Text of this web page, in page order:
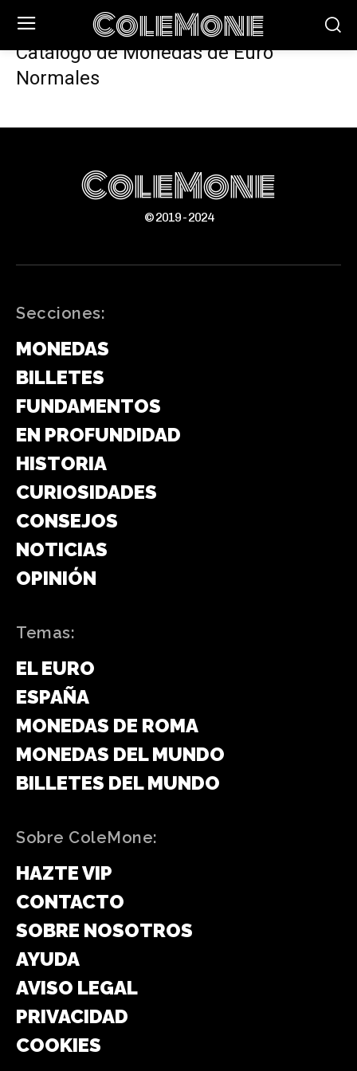
ColeMone
Inicio Catálogo Catálogo del Euro
Catálogo de Monedas de
Euro Normales
Catálogo de Monedas de Euro
Normales
ColeMone
© 2019 - 2024
Secciones:
MONEDAS
BILLETES
FUNDAMENTOS
EN PROFUNDIDAD
HISTORIA
CURIOSIDADES
CONSEJOS
NOTICIAS
OPINIÓN
Temas:
EL EURO
ESPAÑA
MONEDAS DE ROMA
MONEDAS DEL MUNDO
BILLETES DEL MUNDO
Sobre ColeMone:
HAZTE VIP
CONTACTO
SOBRE NOSOTROS
AYUDA
AVISO LEGAL
PRIVACIDAD
COOKIES